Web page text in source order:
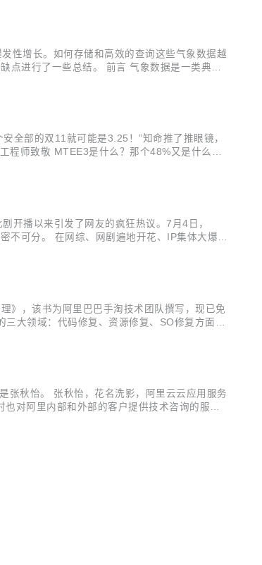
性增长。如何存储和高效的查询这些气象数据越
点进行了一些总结。 前言 气象数据是一类典型
全部的双11就可能是3.25！”知命推了推眼镜，
程师致敬 MTEE3是什么？那个48%又是什么
开播以来引发了网友的疯狂热议。7月4日，
不可分。 在网综、网剧遍地开花、IP集体大爆发
》，该书为阿里巴巴手淘技术团队撰写，现已免
大领域：代码修复、资源修复、SO修复方面，
张秋怡。 张秋怡，花名洗影，阿里云云应用服务
对阿里内部和外部的客户提供技术咨询的服